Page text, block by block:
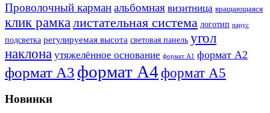
Проволочный карманальбомная визитница вращающаяся
клик рамка листательная система логотип парус
подсветка регулируемая высота световая панель угол
наклона утяжелённое основание формат А1 формат А2
формат А3 формат А4формат А5
Новинки